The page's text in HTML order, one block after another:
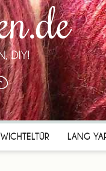
WICHTELTÜR LANG